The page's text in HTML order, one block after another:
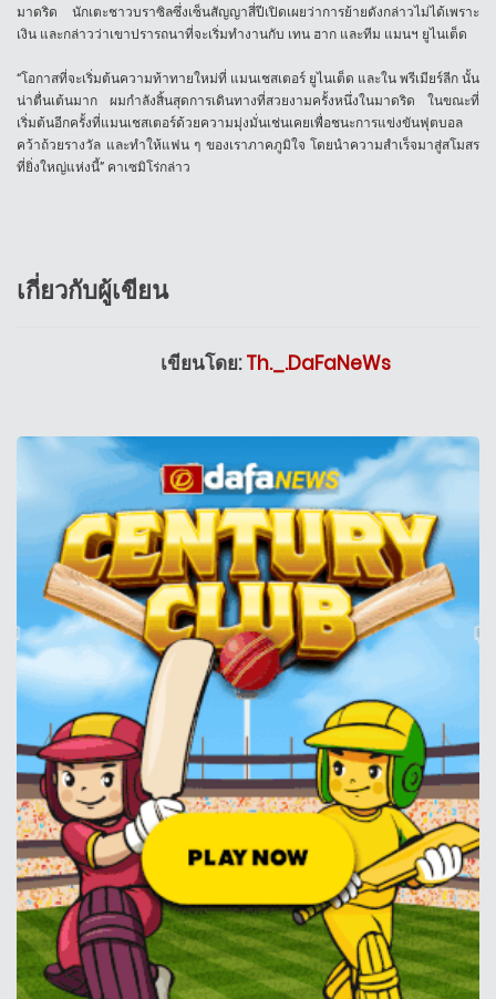
มาดริด นักเตะชาวบราซิลซึ่งเซ็นสัญญาสี่ปีเปิดเผยว่าการย้ายดังกล่าวไม่ได้เพราะ
เงิน และกล่าวว่าเขาปรารถนาที่จะเริ่มทำงานกับ เทน ฮาก และทีม แมนฯ ยูไนเต็ด
“โอกาสที่จะเริ่มต้นความท้าทายใหม่ที่ แมนเชสเตอร์ ยูไนเต็ด และใน พรีเมียร์ลีก นั้น
น่าตื่นเต้นมาก ผมกำลังสิ้นสุดการเดินทางที่สวยงามครั้งหนึ่งในมาดริด ในขณะที่
เริ่มต้นอีกครั้งที่แมนเชสเตอร์ด้วยความมุ่งมั่นเช่นเคยเพื่อชนะการแข่งขันฟุตบอล
คว้าถ้วยรางวัล และทำให้แฟน ๆ ของเราภาคภูมิใจ โดยนำความสำเร็จมาสู่สโมสร
ที่ยิ่งใหญ่แห่งนี้” คาเซมิโร่กล่าว
เกี่ยวกับผู้เขียน
เขียนโดย:Th._.DaFaNeWs